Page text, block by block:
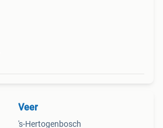
Veer
's-Hertogenbosch